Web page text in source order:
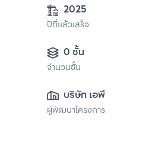
2025
ปีที่แล้วเสร็จ
0 ชั้น
จำนวนชั้น
บริษัท เอพี (ไทย
แลนด์)
ผู้พัฒนาโครงการ